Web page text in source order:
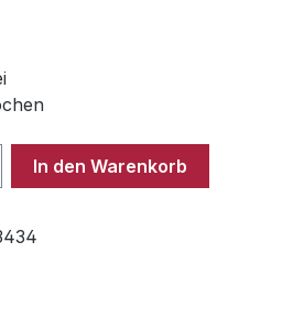
von 5 von 5 Sternen
Gib den
In den Warenkorb